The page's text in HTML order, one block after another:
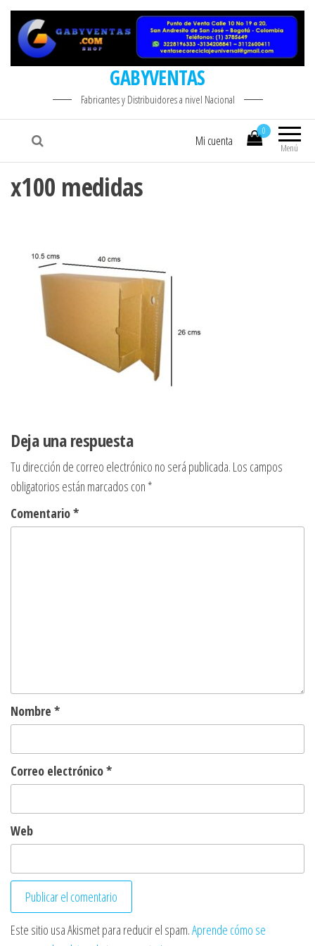
GABYVENTAS
Fabricantes y Distribuidores a nivel Nacional
Menú
0
Mi cuenta
x100 medidas
Deja una respuesta
Tu dirección de correo electrónico no será publicada. Los campos
obligatorios están marcados con *
Comentario*
Nombre *
Correo electrónico*
Web
Este sitio usa Akismet para reducir el spam.Aprende cómo se